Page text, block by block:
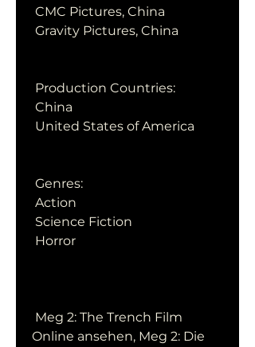
CMC Pictures, China
Gravity Pictures, China
Production Countries:
China
United States of America
Genres:
Action
Science Fiction
Horror
Online ansehen, Meg 2: Die